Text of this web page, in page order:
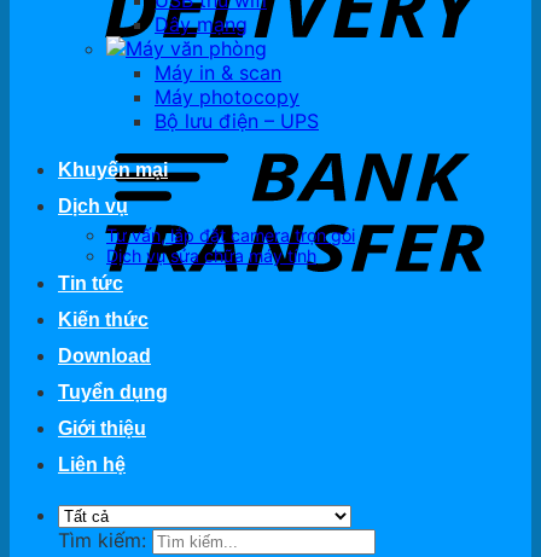
Dây mạng
Máy văn phòng
Máy in & scan
Máy photocopy
Bộ lưu điện – UPS
Khuyến mại
Dịch vụ
Tư vấn, lắp đặt camera trọn gói
Dịch vụ sửa chữa máy tính
Tin tức
Kiến thức
Download
Tuyển dụng
Giới thiệu
Liên hệ
Tìm kiếm: